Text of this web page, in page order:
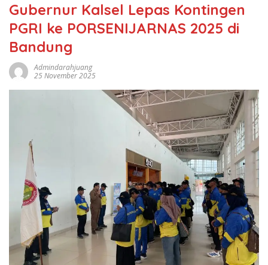
Gubernur Kalsel Lepas Kontingen
PGRI ke PORSENIJARNAS 2025 di
Bandung
Admindarahjuang
25 November 2025